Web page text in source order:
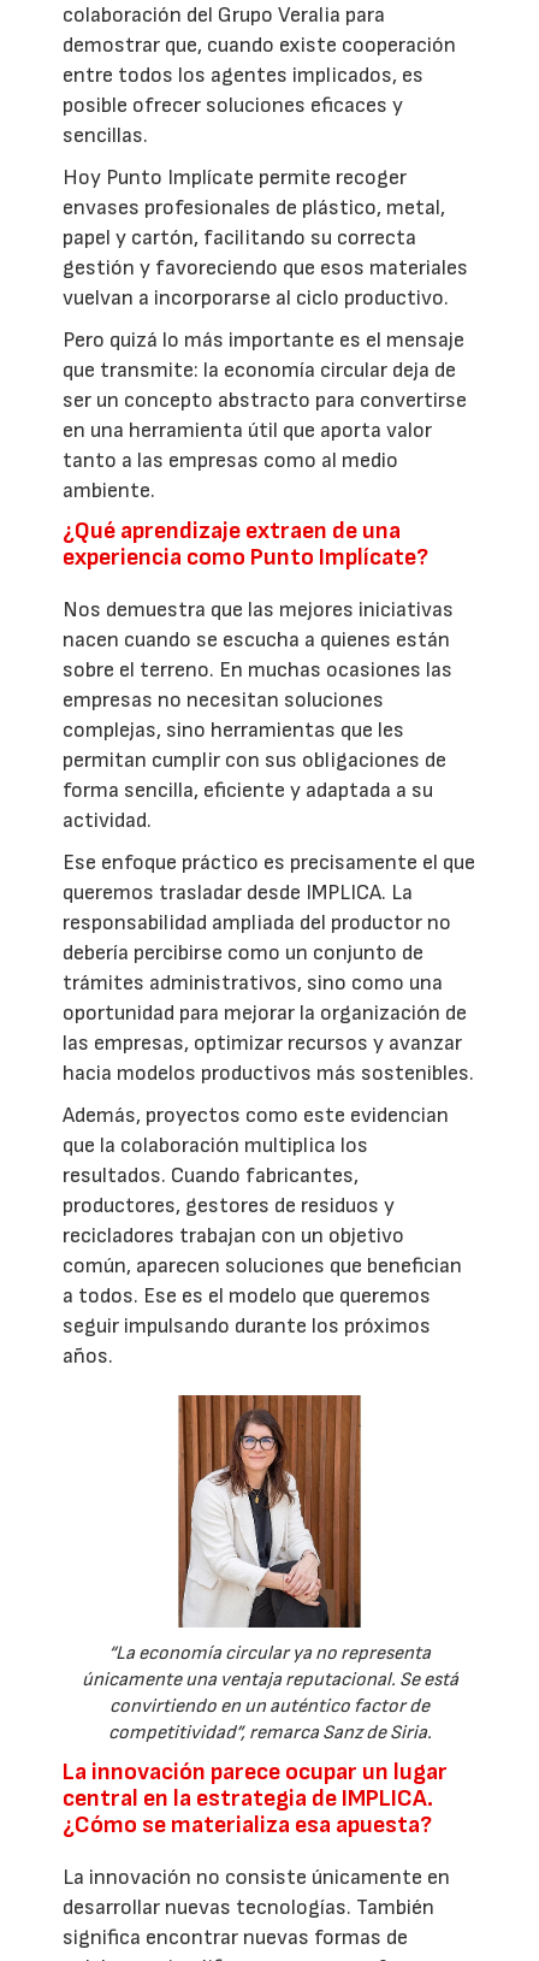
colaboración del Grupo Veralia para
demostrar que, cuando existe cooperación
entre todos los agentes implicados, es
posible ofrecer soluciones eficaces y
sencillas.
Hoy Punto Implícate permite recoger
envases profesionales de plástico, metal,
papel y cartón, facilitando su correcta
gestión y favoreciendo que esos materiales
vuelvan a incorporarse al ciclo productivo.
Pero quizá lo más importante es el mensaje
que transmite: la economía circular deja de
ser un concepto abstracto para convertirse
en una herramienta útil que aporta valor
tanto a las empresas como al medio
ambiente.
¿Qué aprendizaje extraen de una
experiencia como Punto Implícate?
Nos demuestra que las mejores iniciativas
nacen cuando se escucha a quienes están
sobre el terreno. En muchas ocasiones las
empresas no necesitan soluciones
complejas, sino herramientas que les
permitan cumplir con sus obligaciones de
forma sencilla, eficiente y adaptada a su
actividad.
Ese enfoque práctico es precisamente el que
queremos trasladar desde IMPLICA. La
responsabilidad ampliada del productor no
debería percibirse como un conjunto de
trámites administrativos, sino como una
oportunidad para mejorar la organización de
las empresas, optimizar recursos y avanzar
hacia modelos productivos más sostenibles.
Además, proyectos como este evidencian
que la colaboración multiplica los
resultados. Cuando fabricantes,
productores, gestores de residuos y
recicladores trabajan con un objetivo
común, aparecen soluciones que benefician
a todos. Ese es el modelo que queremos
seguir impulsando durante los próximos
años.
“La economía circular ya no representa
únicamente una ventaja reputacional. Se está
convirtiendo en un auténtico factor de
competitividad”, remarca Sanz de Siria.
La innovación parece ocupar un lugar
central en la estrategia de IMPLICA.
¿Cómo se materializa esa apuesta?
La innovación no consiste únicamente en
desarrollar nuevas tecnologías. También
significa encontrar nuevas formas de